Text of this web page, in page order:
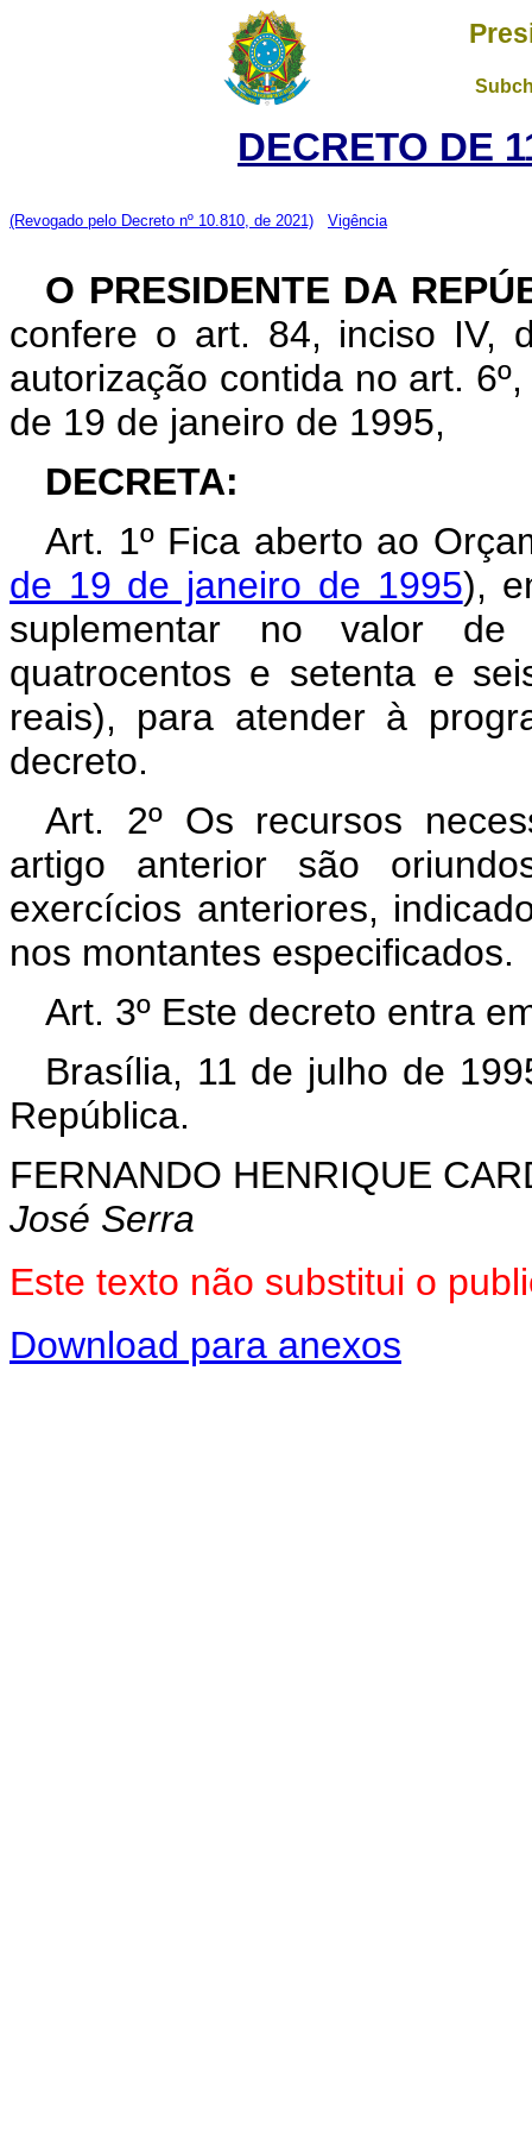
DECRETO DE
(Revogado pelo Decreto nº 10.810, de 2021) Vigência
O PRESIDENTE DA
confere o art. 84, inciso IV,
autorização contida no art.
de 19 de janeiro de 1995,
DECRETA:
Art. 1º Fica aberto ao
de 19 de janeiro de 1995),
suplementar no valor de
quatrocentos e setenta e
reais), para atender à
decreto.
Art. 2º Os recursos
artigo anterior são
exercícios anteriores,
nos montantes especificados.
Art. 3º Este decreto entra
Brasília, 11 de julho de
República.
FERNANDO HENRIQUE
José Serra
Este texto não substitui o
Download para anexos